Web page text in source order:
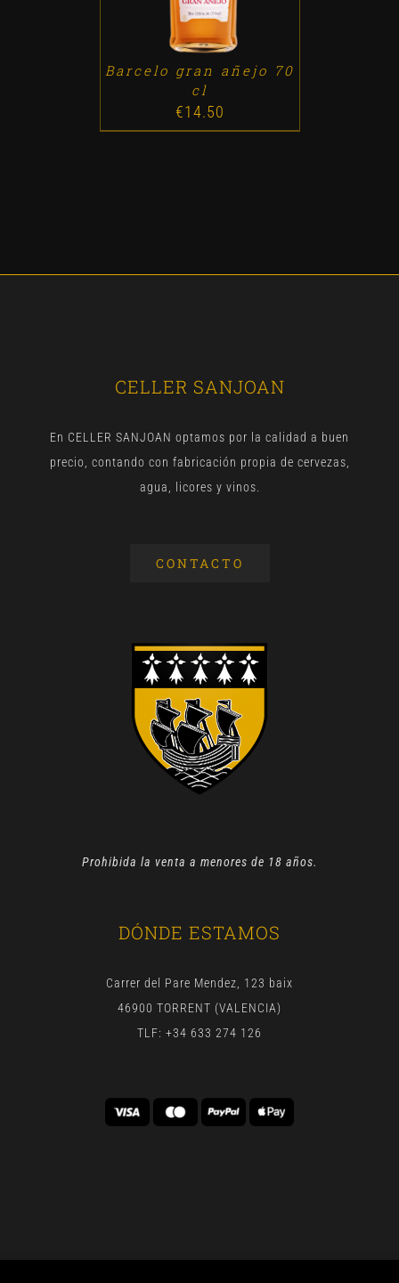
Barcelo gran añejo 70
cl
€14.50
CELLER SANJOAN
En CELLER SANJOAN optamos por la calidad a buen
precio, contando con fabricación propia de cervezas,
agua, licores y vinos.
CONTACTO
Prohibida la venta a menores de 18 años.
DÓNDE ESTAMOS
Carrer del Pare Mendez, 123 baix
46900 TORRENT (VALENCIA)
TLF: +34 633 274 126